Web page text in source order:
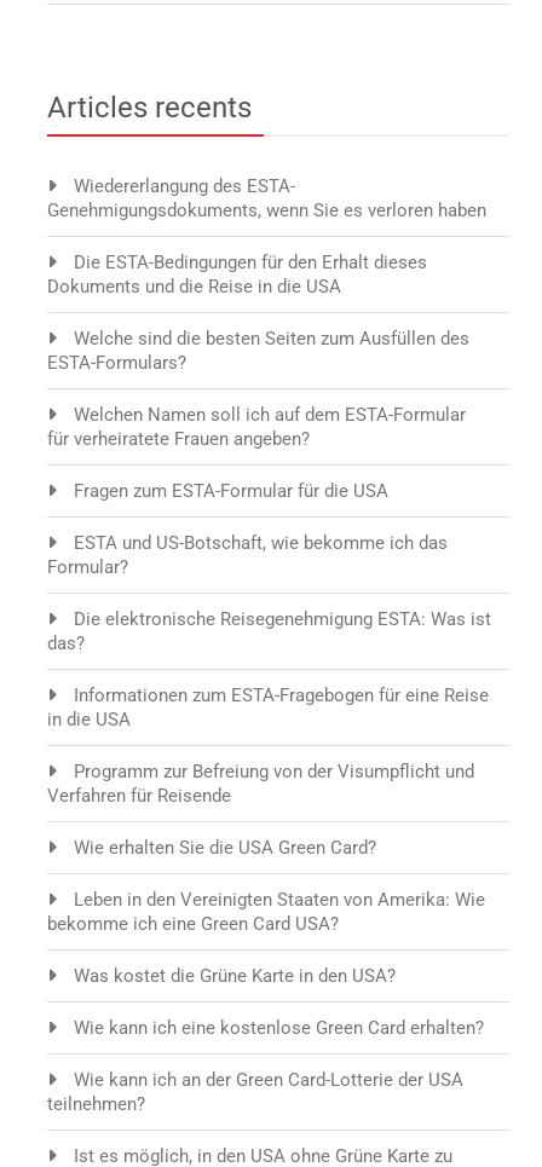
Articles recents
Wiedererlangung des ESTA-
Genehmigungsdokuments, wenn Sie es verloren haben
Die ESTA-Bedingungen für den Erhalt dieses
Dokuments und die Reise in die USA
Welche sind die besten Seiten zum Ausfüllen des
ESTA-Formulars?
Welchen Namen soll ich auf dem ESTA-Formular
für verheiratete Frauen angeben?
Fragen zum ESTA-Formular für die USA
ESTA und US-Botschaft, wie bekomme ich das
Formular?
Die elektronische Reisegenehmigung ESTA: Was ist
das?
Informationen zum ESTA-Fragebogen für eine Reise
in die USA
Programm zur Befreiung von der Visumpflicht und
Verfahren für Reisende
Wie erhalten Sie die USA Green Card?
Leben in den Vereinigten Staaten von Amerika: Wie
bekomme ich eine Green Card USA?
Was kostet die Grüne Karte in den USA?
Wie kann ich eine kostenlose Green Card erhalten?
Wie kann ich an der Green Card-Lotterie der USA
teilnehmen?
Ist es möglich, in den USA ohne Grüne Karte zu